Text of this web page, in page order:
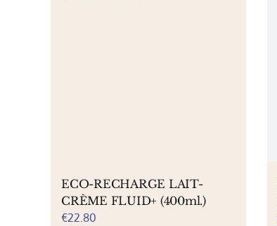
ECO-RECHARGE LAIT-
CRÈME FLUID+ (400ml.)
€22.80